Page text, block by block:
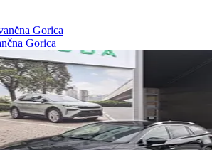
Gorica
Gorica